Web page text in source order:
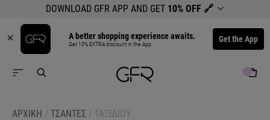
DOWNLOAD GFR APP AND GET 10% OFF 🔗
A better shopping experience awaits.
Get 10% EXTRA discount in the App. Get the App
ΑΡΧΙΚΉ / ΤΣΑΝΤΕΣ / ΤΑΞΙΔΙΟΥ